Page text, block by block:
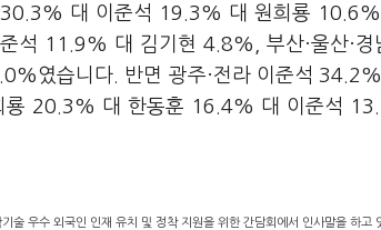
대 이준석 19.3% 대 원희룡
석 11.9% 대 김기현 4.8%, 부산·울산·경
였습니다. 반면 광주·전라 이준석
20.3% 대 한동훈 16.4% 대 이준석
우수 외국인 인재 유치 및 정착 지원을 위한 간담회에서 인사말을 하고